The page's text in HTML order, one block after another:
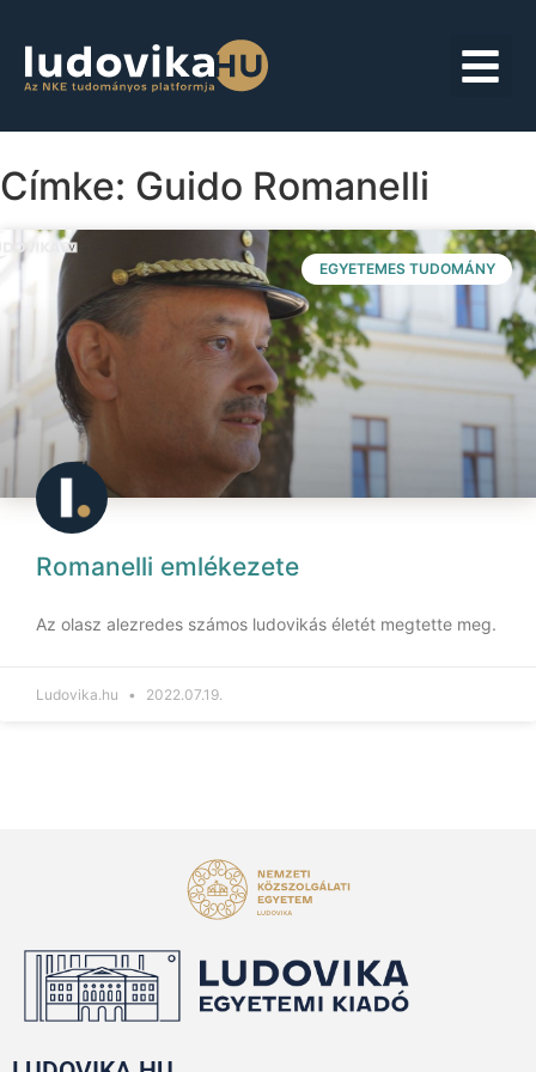
Címke: Guido Romanelli
EGYETEMES TUDOMÁNY
Romanelli emlékezete
Az olasz alezredes számos ludovikás életét megtette meg.
Ludovika.hu 2022.07.19.